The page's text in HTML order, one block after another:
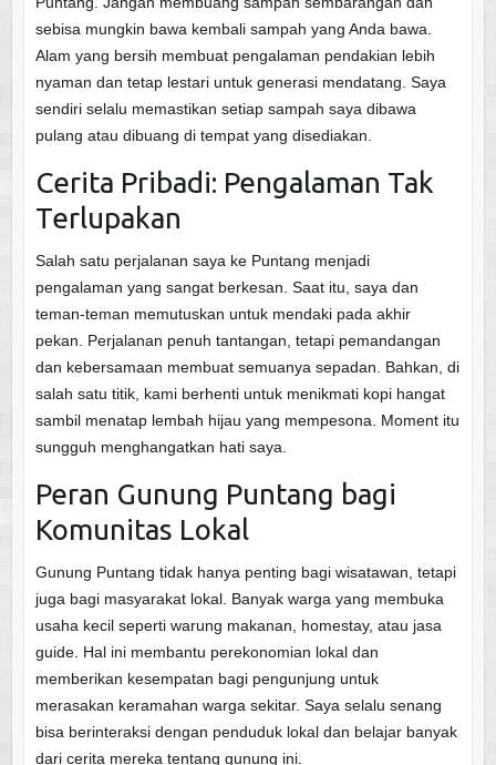
sebisa mungkin bawa kembali sampah yang Anda bawa.
Alam yang bersih membuat pengalaman pendakian lebih
nyaman dan tetap lestari untuk generasi mendatang. Saya
sendiri selalu memastikan setiap sampah saya dibawa
pulang atau dibuang di tempat yang disediakan.
Cerita Pribadi: Pengalaman Tak
Terlupakan
Salah satu perjalanan saya ke Puntang menjadi
pengalaman yang sangat berkesan. Saat itu, saya dan
teman-teman memutuskan untuk mendaki pada akhir
pekan. Perjalanan penuh tantangan, tetapi pemandangan
dan kebersamaan membuat semuanya sepadan. Bahkan, di
salah satu titik, kami berhenti untuk menikmati kopi hangat
sambil menatap lembah hijau yang mempesona. Moment itu
sungguh menghangatkan hati saya.
Peran Gunung Puntang bagi
Komunitas Lokal
Gunung Puntang tidak hanya penting bagi wisatawan, tetapi
juga bagi masyarakat lokal. Banyak warga yang membuka
usaha kecil seperti warung makanan, homestay, atau jasa
guide. Hal ini membantu perekonomian lokal dan
memberikan kesempatan bagi pengunjung untuk
merasakan keramahan warga sekitar. Saya selalu senang
bisa berinteraksi dengan penduduk lokal dan belajar banyak
dari cerita mereka tentang gunung ini.